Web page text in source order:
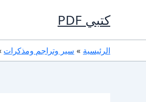
كتبي PDF
الرئيسية سير وتراجم ومذكرات